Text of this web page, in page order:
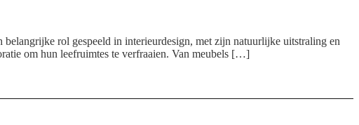
rol gespeeld in interieurdesign, met zijn natuurlijke uitstraling en
om hun leefruimtes te verfraaien. Van meubels […]